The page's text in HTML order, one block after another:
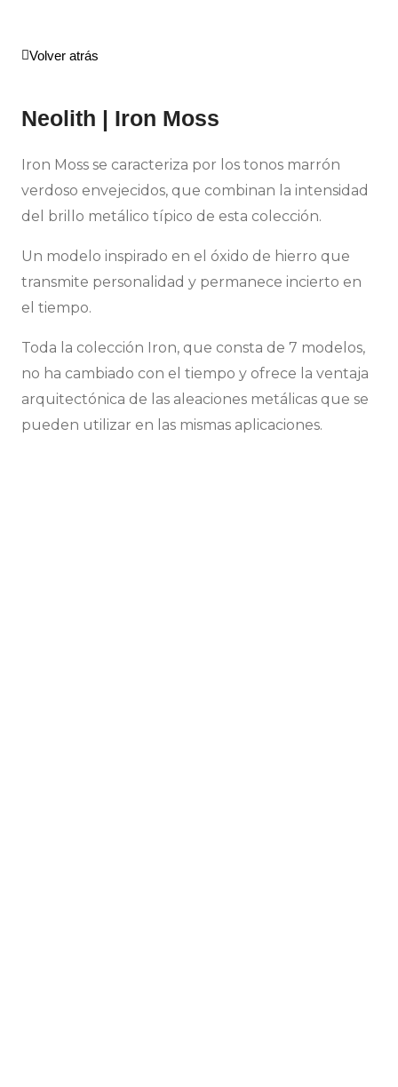
Volver atrás
Neolith | Iron Moss
Iron Moss se caracteriza por los tonos marrón
verdoso envejecidos, que combinan la intensidad
del brillo metálico típico de esta colección.
Un modelo inspirado en el óxido de hierro que
transmite personalidad y permanece incierto en
el tiempo.
Toda la colección Iron, que consta de 7 modelos,
no ha cambiado con el tiempo y ofrece la ventaja
arquitectónica de las aleaciones metálicas que se
pueden utilizar en las mismas aplicaciones.